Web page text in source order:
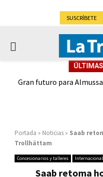
SUSCRÍBETE
PRIMARY
Gran futuro para
Portada » Noticias » Saab
Trollhättam
Concesionarios y talleres Internacional
Saab retoma